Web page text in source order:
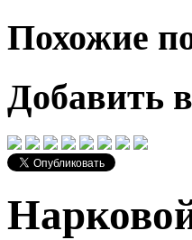
Похожие
Добавить в